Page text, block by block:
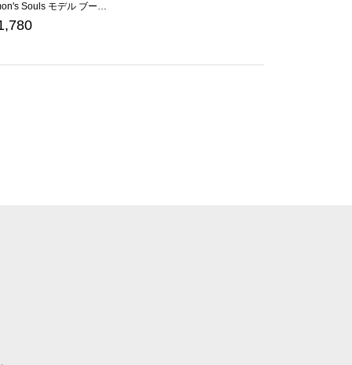
Demon's Souls モデル ブーツ デモンズソウル